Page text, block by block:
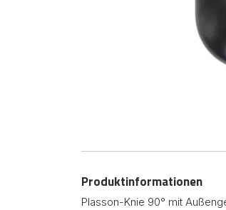
Produktinformationen
Plasson-Knie 90° mit